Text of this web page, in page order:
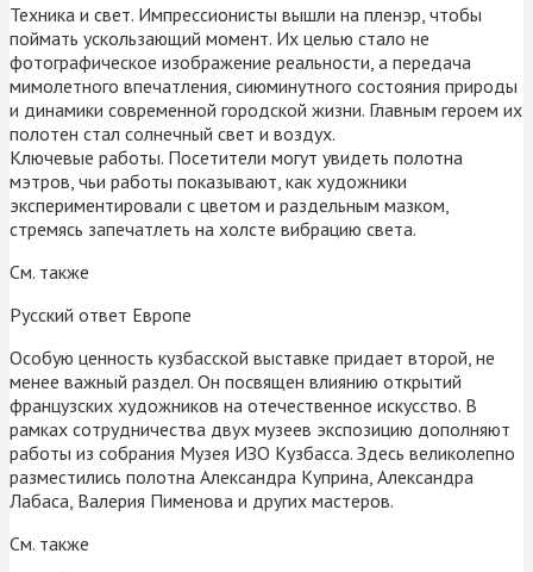
Техника и свет. Импрессионисты вышли на пленэр, чтобы
поймать ускользающий момент. Их целью стало не
фотографическое изображение реальности, а передача
мимолетного впечатления, сиюминутного состояния природы
и динамики современной городской жизни. Главным героем их
полотен стал солнечный свет и воздух.
Ключевые работы. Посетители могут увидеть полотна
мэтров, чьи работы показывают, как художники
экспериментировали с цветом и раздельным мазком,
стремясь запечатлеть на холсте вибрацию света.
См. также
Русский ответ Европе
Особую ценность кузбасской выставке придает второй, не
менее важный раздел. Он посвящен влиянию открытий
французских художников на отечественное искусство. В
рамках сотрудничества двух музеев экспозицию дополняют
работы из собрания Музея ИЗО Кузбасса. Здесь великолепно
разместились полотна Александра Куприна, Александра
Лабаса, Валерия Пименова и других мастеров.
См. также